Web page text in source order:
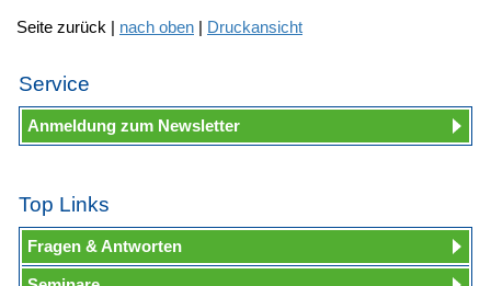
Seite zurück | nach oben | Druckansicht
Service
Anmeldung zum Newsletter
Top Links
Fragen & Antworten